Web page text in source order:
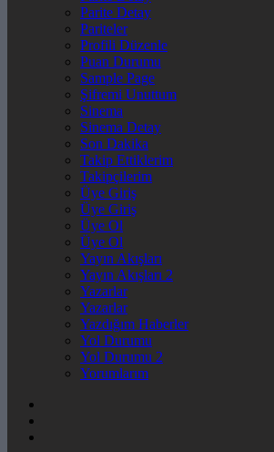
Parite Detay
Pariteler
Profili Düzenle
Puan Durumu
Sample Page
Şifremi Unuttum
Sinema
Sinema Detay
Son Dakika
Takip Ettiklerim
Takipçilerim
Üye Giriş
Üye Giriş
Üye Ol
Üye Ol
Yayın Akışları
Yayın Akışları 2
Yazarlar
Yazarlar
Yazdığım Haberler
Yol Durumu
Yol Durumu 2
Yorumlarım